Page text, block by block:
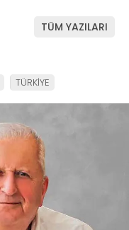
TÜM YAZILARI
TÜRKİYE